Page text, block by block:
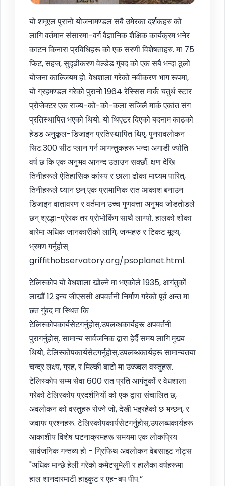
यो शमूएल पुरानो योजनामण्डल सबै उमेरका दर्शकहरु को
लागि वर्तमान संसारमा-वर्ग वैज्ञानिक शैक्षिक कार्यक्रम भनेर
काटन किनारा प्रविधिहरू को एक सरणी विशेषताहरु. मा 75
फिट, सहज, सुदृढीकरण वेल्डेड गुंबद को एक सबै भन्दा ठूलो
योजना काल्जियम हो. वेधशाला गरेको नवीकरण भाग रूपमा,
यो ग्रहमण्डल गरेको पुरानो 1964 रेस्सिस मार्क चतुर्थ स्टार
प्रोजेक्टर एक राज्य-को-को-कला सजिलै मार्क एकांत संग
प्रतिस्थापित भएको थियो. यो थिएटर दिएको बदनाम काठको
हेडड अनुकूल-डिजाइन प्रतिस्थापित थिए, पुनरावलोकन
सिट.300 सीट प्लान गर्न आगन्तुकहरू भन्दा अगाडी ज्योति
वर्ष छ कि एक अनुभव आनन्द उठाउन सक्छौं. क्षण देखि
तिनीहरूले ऐतिहासिक कांस्य र छाला ढोका माध्यम पारित,
तिनीहरूले ध्यान छन् एक प्रामाणिक रात आकाश बनाउन
डिजाइन वातावरण र वर्तमान उच्च गुणवत्ता अनुभव जोडतोडले
छन् श्रद्धा-प्रेरक तर प्रोभोकिंग साथै लाग्यो. हालको शोका
बारेमा अधिक जानकारीको लागि, जन्महरु र टिकट मूल्य,
भ्रमण गर्नुहोस्
griffithobservatory.org/psoplanet.html.
टेलिस्कोप यो वेधशाला खोल्ने मा भएकोले 1935, आगंतुकों
लाखौं 12 इन्च जीएससी अपवर्तनी निर्माण गरेको पूर्व अन्त मा
छत गुंबद मा स्थित कि
टेलिस्कोपकार्यसेटगर्नुहोस्.उपलब्धकार्यहरू अपवर्तनी
पुरागर्नुहोस्. सामान्य सार्वजनिक द्वारा हेर्दै समय लागि मुख्य
थियो, टेलिस्कोपकार्यसेटगर्नुहोस्.उपलब्धकार्यहरू सामान्यतया
चन्द्र लक्ष्य, ग्रह, र मिल्की बाटो मा उज्ज्वल वस्तुहरू.
टेलिस्कोप सम्म सेवा 600 रात प्रति आगंतुकों र वेधशाला
गरेको टेलिस्कोप प्रदर्शनियों को एक द्वारा संचालित छ,
अवलोकन को वस्तुहरु रोज्ने जो, देखी भइरहेको छ भन्छन्, र
जवाफ प्रश्नहरू. टेलिस्कोपकार्यसेटगर्नुहोस्.उपलब्धकार्यहरू
आकाशीय विशेष घटनाक्रमहरू समयमा एक लोकप्रिय
सार्वजनिक गन्तव्य हो - ग्रिफिथ अवलोकन वेबसाइट नोट्स
"अधिक मान्छे हेली गरेको कमेटसुमेली र हालैका वर्षहरूमा
हाल शानदारमाटी हाइकुट र एह-बप पीप.”